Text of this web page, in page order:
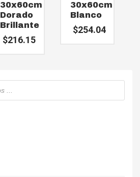
30x60cm
Dorado
Brillante
$216.15
30x60cm
Blanco
$254.04